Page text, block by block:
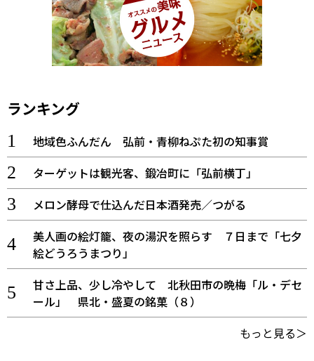
ランキング
地域色ふんだん 弘前・青柳ねぷた初の知事賞
ターゲットは観光客、鍛冶町に「弘前横丁」
メロン酵母で仕込んだ日本酒発売／つがる
美人画の絵灯籠、夜の湯沢を照らす ７日まで「七夕
絵どうろうまつり」
甘さ上品、少し冷やして 北秋田市の晩梅「ル・デセ
ール」 県北・盛夏の銘菓（８）
もっと見る＞